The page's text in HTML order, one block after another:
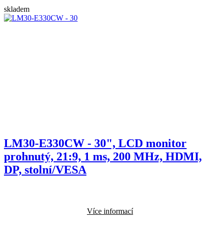
skladem
LM30-E330CW - 30", LCD monitor
prohnutý, 21:9, 1 ms, 200 MHz, HDMI,
DP, stolní/VESA
Více informací